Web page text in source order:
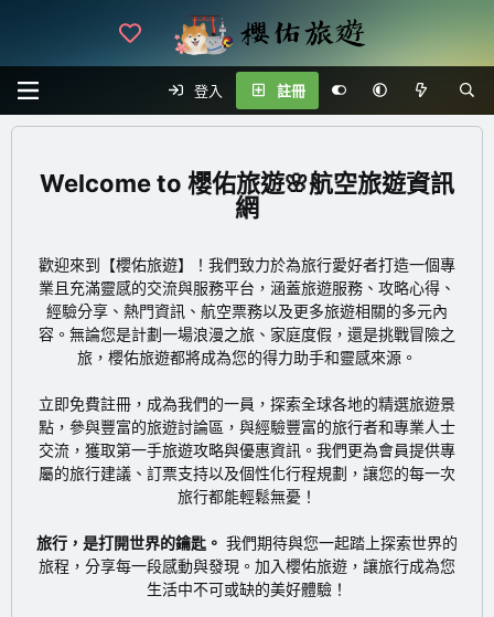
登入 註冊
櫻佑旅遊🌸航空旅遊資訊
網
歡迎來到【櫻佑旅遊】！我們致力於為旅行愛好者打造一個專
業且充滿靈感的交流與服務平台，涵蓋旅遊服務、攻略心得、
經驗分享、熱門資訊、航空票務以及更多旅遊相關的多元內
容。無論您是計劃一場浪漫之旅、家庭度假，還是挑戰冒險之
旅，櫻佑旅遊都將成為您的得力助手和靈感來源。
立即免費註冊 ，成為我們的一員，探索全球各地的精選旅遊景
點，參與豐富的旅遊討論區，與經驗豐富的旅行者和專業人士
交流，獲取第一手旅遊攻略與優惠資訊。我們更為會員提供專
屬的旅行建議、訂票支持以及個性化行程規劃，讓您的每一次
旅行都能輕鬆無憂！
旅行，是打開世界的鑰匙。 我們期待與您一起踏上探索世界的
旅程，分享每一段感動與發現。加入櫻佑旅遊，讓旅行成為您
生活中不可或缺的美好體驗！